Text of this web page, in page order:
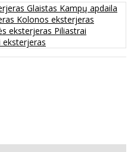
Glaistas Kampų apdaila
Kolonos eksterjeras
eksterjeras Piliastrai
eksterjeras